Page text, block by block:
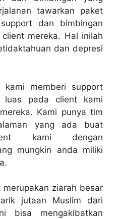
tawarkan paket
dan bimbingan
mereka. Hal inilah
dan depresi
kami memberi support
luas pada client kami
Kami punya tim
yang ada buat
kami dengan
mungkin anda miliki
ziarah besar
jutaan Muslim dari
bisa mengakibatkan